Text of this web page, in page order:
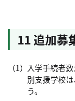
11 追加募
入学手続者
別支援学校
う。